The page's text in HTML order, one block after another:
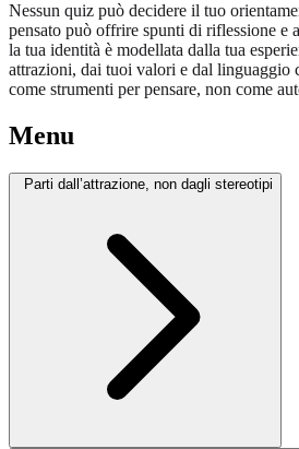
Nessun quiz può decidere il tuo
pensato può offrire spunti di riflessione e
la tua identità è modellata dalla tua
attrazioni, dai tuoi valori e dal linguaggio
come strumenti per pensare, non come
Menu
Parti dall’attrazione, non dagli stereotipi